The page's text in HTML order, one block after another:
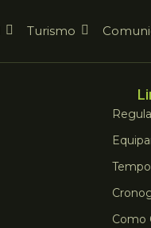
Turismo
Como